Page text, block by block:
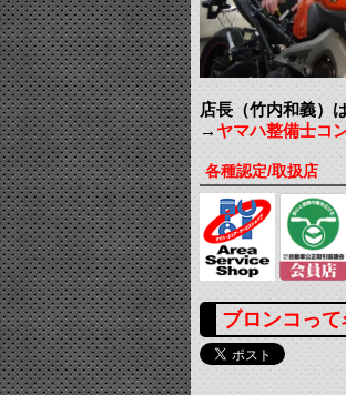
店長（竹内和義）
→ヤマハ整備士コ
各種認定/取扱店
ブロンコっ